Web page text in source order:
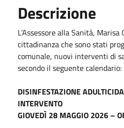
Descrizione
L’Assessore alla Sanità,
cittadinanza che sono stati
comunale, nuovi interventi di
secondo il seguente calendario:
DISINFESTAZIONE
INTERVENTO
GIOVEDÌ 28 MAGGIO 2026 –